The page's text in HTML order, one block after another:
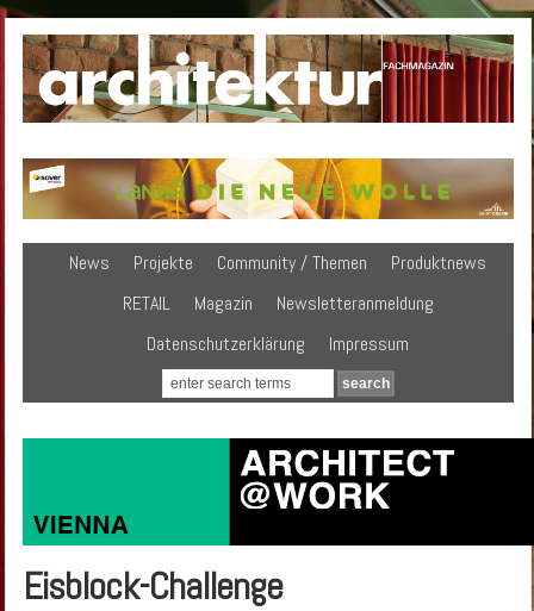
News Projekte Community / Themen
Produktnews
RETAIL
Magazin
Newsletteranmeldung
Datenschutzerklärung
Impressum
Eisblock-Challenge